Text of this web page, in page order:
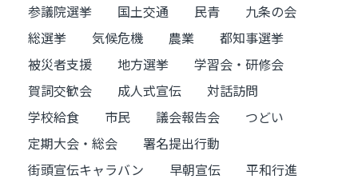
参議院選挙 国土交通 民青
九条の会
総選挙
気候危機 農業
都知事選挙
被災者支援
地方選挙
学習会・研修会
賀詞交歓会
成人式宣伝
対話訪問
学校給食
市民 議会報告会
つどい
定期大会・総会
署名提出行動
街頭宣伝キャラバン
早朝宣伝
平和行進